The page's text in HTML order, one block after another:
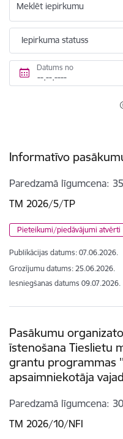
Meklēt iepirkumu
Iepirkuma statuss
Datums no
Informatīvo
Paredzamā līgumcena
TM 2026/5/TP
Pieteikumi/piedāvājumi atvērti
Publikācijas datums: 07.06.2026.
Grozījumu datums: 25.06.2026.
Iesniegšanas datums 09.07.2026.
Pasākumu
īstenošana Tieslietu
grantu programmas
apsaimniekotāja
Paredzamā līgumcena
TM 2026/10/NFI